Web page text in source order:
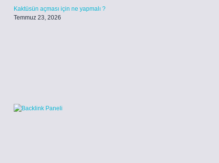
Kaktüsün açması için ne yapmalı ?
Temmuz 23, 2026